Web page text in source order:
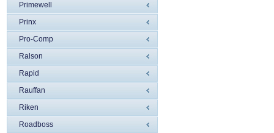
Primewell
Prinx
Pro-Comp
Ralson
Rapid
Rauffan
Riken
Roadboss